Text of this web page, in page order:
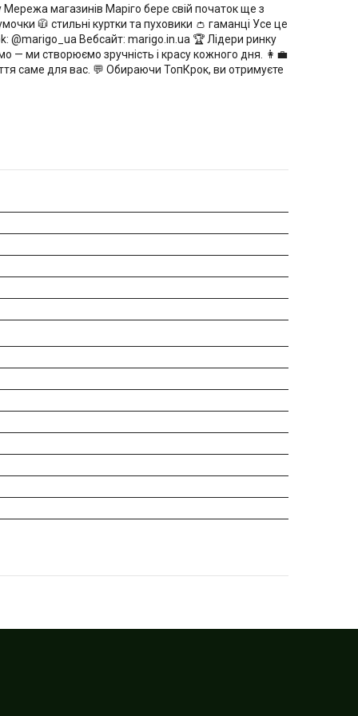
Мережа магазинів Маріго бере свій початок ще з
🧥 стильні куртки та пуховики 👛 гаманці Усе це
@marigo_ua Вебсайт: marigo.in.ua 🏆 Лідери ринку
— ми створюємо зручність і красу кожного дня. 👩‍💼
саме для вас. 💬 Обираючи ТопКрок, ви отримуєте